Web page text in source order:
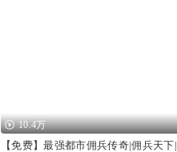
10.4万
【免费】最强都市佣兵传奇|佣兵天下|